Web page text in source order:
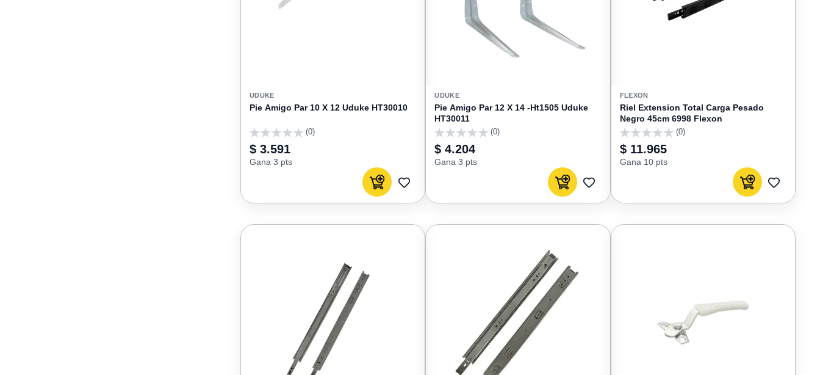
UDUKE
Pie Amigo Par 10 X 12 Uduke HT30010
0
(0)
$ 3.591
Gana 3 pts
Agregar al carrito
AGREGAR
FAVORITOS
UDUKE
Pie Amigo Par 12 X 14 -Ht1505 Uduke
HT30011
0
(0)
$ 4.204
Gana 3 pts
Agregar al carrito
AGREGAR
FAVORITOS
FLEXON
Riel Extension Total Carga Pesado
Negro 45cm 6998 Flexon
0
(0)
$ 11.965
Gana 10 pts
Agregar al carrito
AGREGAR